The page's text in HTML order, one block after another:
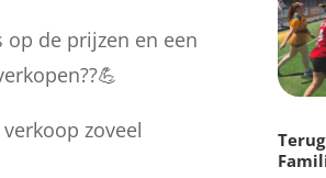
de prijzen en een
zoveel